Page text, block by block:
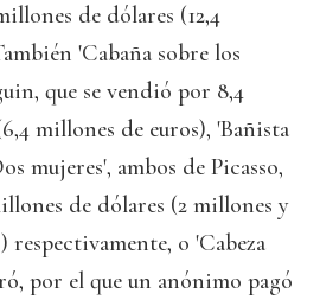
de dólares (12,4
'Cabaña sobre los
que se vendió por 8,4
millones de euros), 'Bañista
mujeres', ambos de Picasso,
de dólares (2 millones y
respectivamente, o 'Cabeza
por el que un anónimo pagó